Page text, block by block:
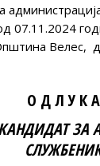
07.11.2024
Велес,
О Д Л У К А
ЗА